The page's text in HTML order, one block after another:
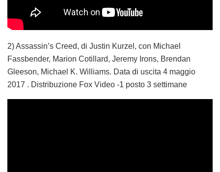
2) Assassin’s Creed, di Justin Kurzel, con Michael
Fassbender, Marion Cotillard, Jeremy Irons, Brendan
Gleeson, Michael K. Williams. Data di uscita 4 maggio
2017 . Distribuzione Fox Video -1 posto 3 settimane